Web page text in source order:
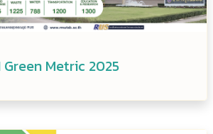
Green Metric 2025